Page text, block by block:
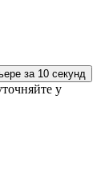
за 10 секунд
у